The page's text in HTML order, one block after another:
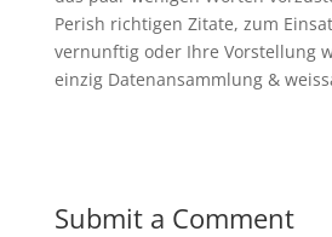
Perish richtigen Zitate, zum
vernunftig oder Ihre Vorstellung
einzig Datenansammlung &
Submit a Comment